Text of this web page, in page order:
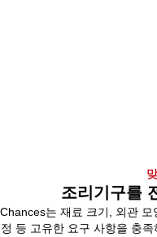
조리기구를
Chances는 재료 크기, 외관
정 등 고유한 요구 사항을 충